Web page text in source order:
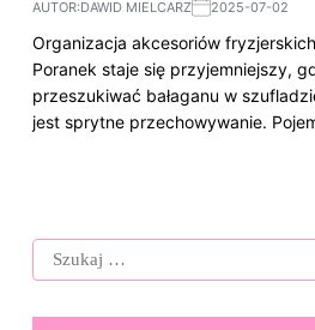
AUTOR:DAWID MIELCARZ 2025-07-02
Organizacja akcesoriów
Poranek staje się przyjemniejszy,
przeszukiwać bałaganu w
jest sprytne przechowywanie.